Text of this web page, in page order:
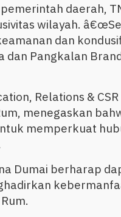
daerah,
wilayah.
dan
dan Pangkalan
Relations &
menegaskan
memperkuat
Dumai berharap